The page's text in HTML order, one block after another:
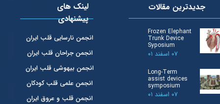
جدیدترین مقالات
Frozen Elephant
Trunk Device
Syposium
۰۷ اسفند ۰۱
Long-Term
assist devices
symposium
۰۷ اسفند ۰۱
لینک های
پیشنهادی
انجمن نارسایی قلب ایران
انجمن جراحان قلب ایران
انجمن بیهوشی قلب ایران
انجمن علمی قلب کودکان
انجمن قلب و عروق ایران